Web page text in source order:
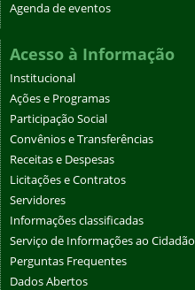
Agenda de eventos
Acesso à Informação
Institucional
Ações e Programas
Participação Social
Convênios e Transferências
Receitas e Despesas
Licitações e Contratos
Servidores
Informações classificadas
Serviço de Informações ao Cidadão
Perguntas Frequentes
Dados Abertos